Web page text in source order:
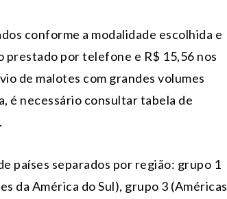
conforme a modalidade escolhida e
prestado por telefone e R$ 15,56 nos
de malotes com grandes volumes
é necessário consultar tabela de
.
países separados por região: grupo 1
da América do Sul), grupo 3 (Américas